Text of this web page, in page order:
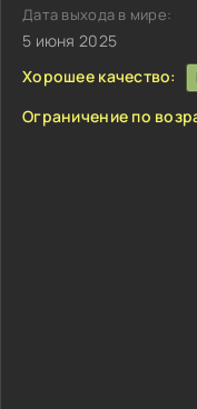
Дата выхода в мире:
5 июня 2025
Хорошее качество:
Ограничение по